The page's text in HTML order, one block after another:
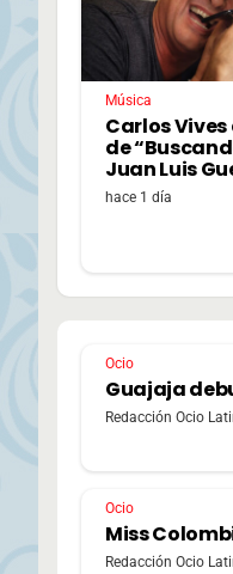
Música
Carlos
de
Juan Luis
hace 1 día
Ocio
Guajaja
Redacción Ocio
Ocio
Miss
Redacción Ocio